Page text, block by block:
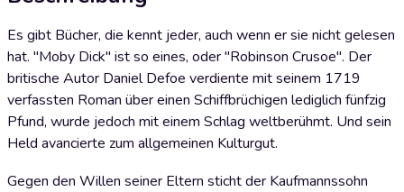
Es gibt Bücher, die kennt jeder, auch wenn er sie nicht gelesen
hat. "Moby Dick" ist so eines, oder "Robinson Crusoe". Der
britische Autor Daniel Defoe verdiente mit seinem 1719
verfassten Roman über einen Schiffbrüchigen lediglich fünfzig
Pfund, wurde jedoch mit einem Schlag weltberühmt. Und sein
Held avancierte zum allgemeinen Kulturgut.
Gegen den Willen seiner Eltern sticht der Kaufmannssohn